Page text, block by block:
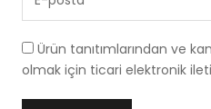
Ürün tanıtımlarından ve
olmak için ticari elektronik